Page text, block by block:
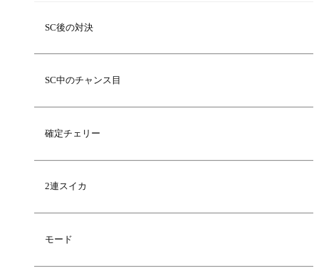
SC後の対決
SC中のチャンス目
確定チェリー
2連スイカ
モード